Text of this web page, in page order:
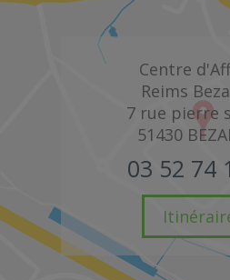
Centre
Reims
7 rue pierre
51430
03 52 74